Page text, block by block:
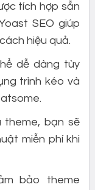
tích hợp sẵn
SEO giúp
hiệu quả.
dễ dàng tùy
trình kéo và
theme, bạn sẽ
miễn phí khi
bảo theme